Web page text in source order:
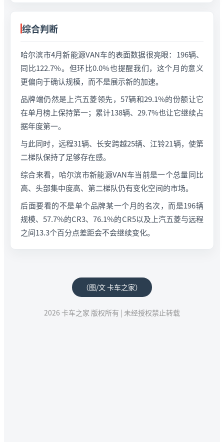
综合判断
哈尔滨市4月新能源VAN车的表面数据很亮眼：196辆、
同比122.7%。但环比0.0%也提醒我们，这个月的意义
更偏向于确认规模，而不是展示新的加速。
品牌端仍然是上汽五菱领先，57辆和29.1%的份额让它
在单月榜上保持第一；累计138辆、29.7%也让它继续占
据年度第一。
与此同时，远程31辆、长安跨越25辆、江铃21辆，使第
二梯队保持了足够存在感。
综合来看，哈尔滨市新能源VAN车当前是一个总量同比
高、头部集中度高、第二梯队仍有变化空间的市场。
后面要看的不是单个品牌某一个月的名次，而是196辆
规模、57.7%的CR3、76.1%的CR5以及上汽五菱与远程
之间13.3个百分点差距会不会继续变化。
（图/文 卡车之家）
2026 卡车之家 版权所有 | 未经授权禁止转载